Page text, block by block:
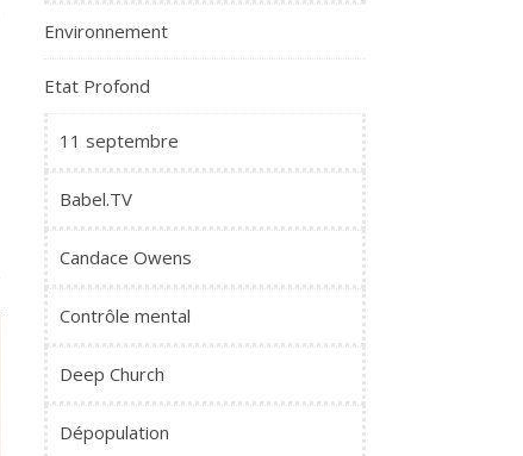
Environnement
Etat Profond
11 septembre
Babel.TV
Candace Owens
Contrôle mental
Deep Church
Dépopulation